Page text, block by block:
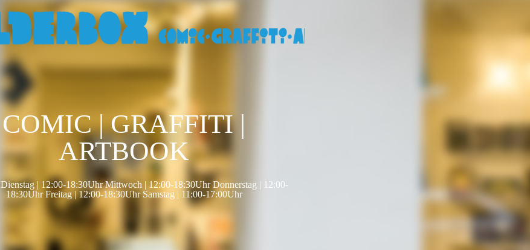
COMIC | GRAFFITI |
ARTBOOK
Dienstag | 12:00-18:30Uhr Mittwoch | 12:00-18:30Uhr Donnerstag | 12:00-
18:30Uhr Freitag | 12:00-18:30Uhr Samstag | 11:00-17:00Uhr